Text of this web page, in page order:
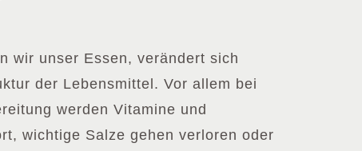
wir unser Essen, verändert sich
der Lebensmittel. Vor allem bei
werden Vitamine und
wichtige Salze gehen verloren oder